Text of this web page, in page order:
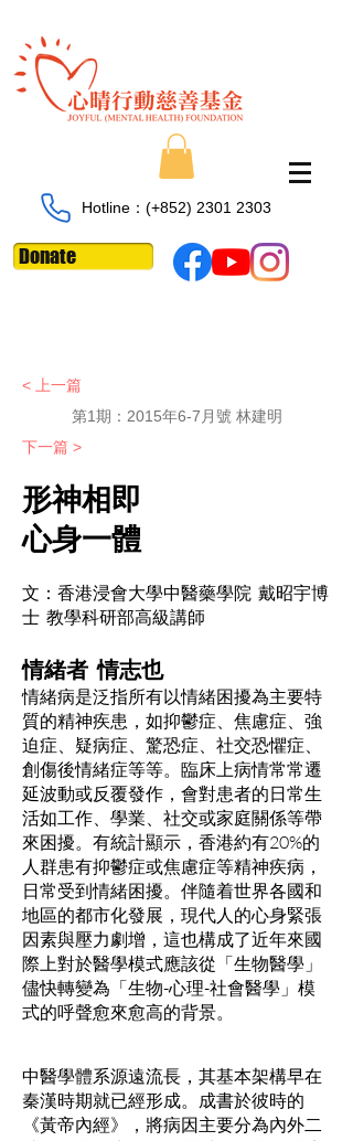
Hotline：​​(+852) 2301 2303
Donate
< 上一篇
第1期： 2015年6-7月號 林建明
下一篇 >
形神相即
心身一體
文：香港浸會大學中醫藥學院 戴昭宇博
士 教學科研部高級講師
情緒者 情志也
情緒病是泛指所有以情緒困擾為主要特
質的精神疾患，如抑鬱症、焦慮症、強
迫症、疑病症、驚恐症、社交恐懼症、
創傷後情緒症等等。臨床上病情常常遷
延波動或反覆發作，會對患者的日常生
活如工作、學業、社交或家庭關係等帶
來困擾。有統計顯示，香港約有20%的
人群患有抑鬱症或焦慮症等精神疾病，
日常受到情緒困擾。伴隨着世界各國和
地區的都市化發展，現代人的心身緊張
因素與壓力劇增，這也構成了近年來國
際上對於醫學模式應該從「生物醫學」
儘快轉變為「生物-心理-社會醫學」模
式的呼聲愈來愈高的背景。
中醫學體系源遠流長，其基本架構早在
秦漢時期就已經形成。成書於彼時的
《黃帝內經》，將病因主要分為內外二